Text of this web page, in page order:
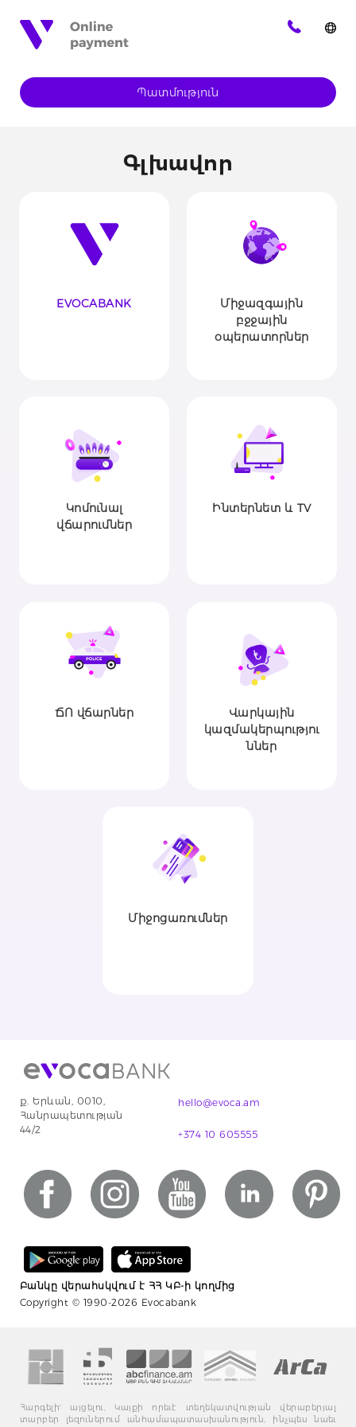
Պատմություն
Գլխավոր
EVOCABANK
Միջազգային
բջջային
օպերատորներ
Կոմունալ
վճարումներ
Ինտերնետ և TV
ՃՈ վճարներ
Վարկային
կազմակերպությու
ններ
Միջոցառումներ
ք. Երևան, 0010,
Հանրապետության
44/2
hello@evoca.am
+374 10 605555
Բանկը վերահսկվում է ՀՀ ԿԲ-ի կողմից
Copyright © 1990-2026 Evocabank
Հարգելի' այցելու, Կայքի որեւէ տեղեկատվության վերաբերյալ
տարբեր լեզուներում անհամապատասխանություն, ինչպես նաեւ